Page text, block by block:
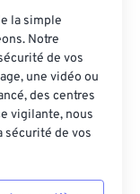
la simple
Notre
de vos
une vidéo ou
des centres
vigilante, nous
sécurité de vos